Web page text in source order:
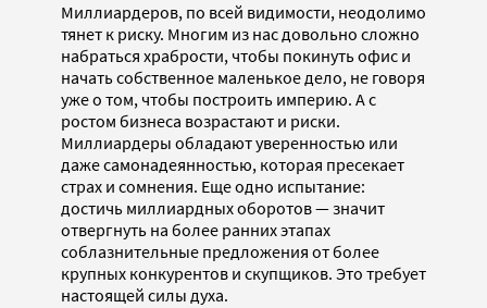
Миллиардеров, по всей видимости, неодолимо
тянет к риску. Многим из нас довольно сложно
набраться храбрости, чтобы покинуть офис и
начать собственное маленькое дело, не говоря
уже о том, чтобы построить империю. А с
ростом бизнеса возрастают и риски.
Миллиардеры обладают уверенностью или
даже самонадеянностью, которая пресекает
страх и сомнения. Еще одно испытание:
достичь миллиардных оборотов — значит
отвергнуть на более ранних этапах
соблазнительные предложения от более
крупных конкурентов и скупщиков. Это требует
настоящей силы духа.